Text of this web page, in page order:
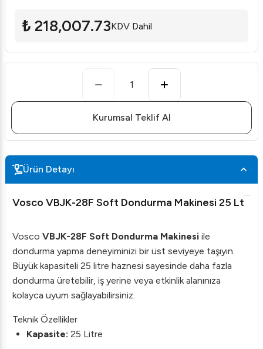
₺ 218,007.73KDV Dahil
1
Kurumsal Teklif Al
Ürün Detayı
Vosco VBJK-28F Soft Dondurma Makinesi 25 Lt
Vosco VBJK-28F Soft Dondurma Makinesi ile
dondurma yapma deneyiminizi bir üst seviyeye taşıyın.
Büyük kapasiteli 25 litre haznesi sayesinde daha fazla
dondurma üretebilir, iş yerine veya etkinlik alanınıza
kolayca uyum sağlayabilirsiniz.
Teknik Özellikler
Kapasite: 25 Litre